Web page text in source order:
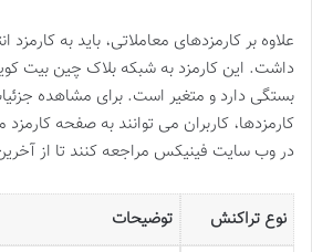
علاوه بر کارمزدهای معاملاتی، باید به کارمزد
داشت. این کارمزد به شبکه بلاک چین بیت
بستگی دارد و متغیر است. برای مشاهده
کارمزدها، کاربران می توانند به صفحه
در وب سایت فینیکس مراجعه کنند تا از
نوع تراکنش توضیحات